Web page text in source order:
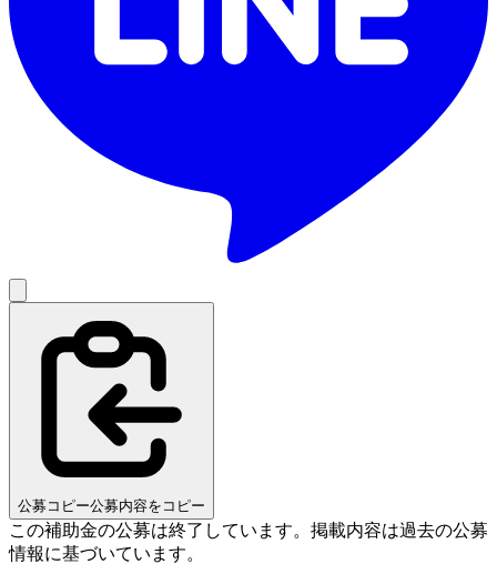
公募コピー公募内容をコピー
この補助金の公募は終了しています。 掲載内容は過去の公募
情報に基づいています。